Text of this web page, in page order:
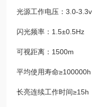
光源工作电压：3.0-3.3v
闪光频率：1.5±0.5Hz
可视距离：1500m
平均使用寿命≥100000h
长亮连续工作时间≥15h